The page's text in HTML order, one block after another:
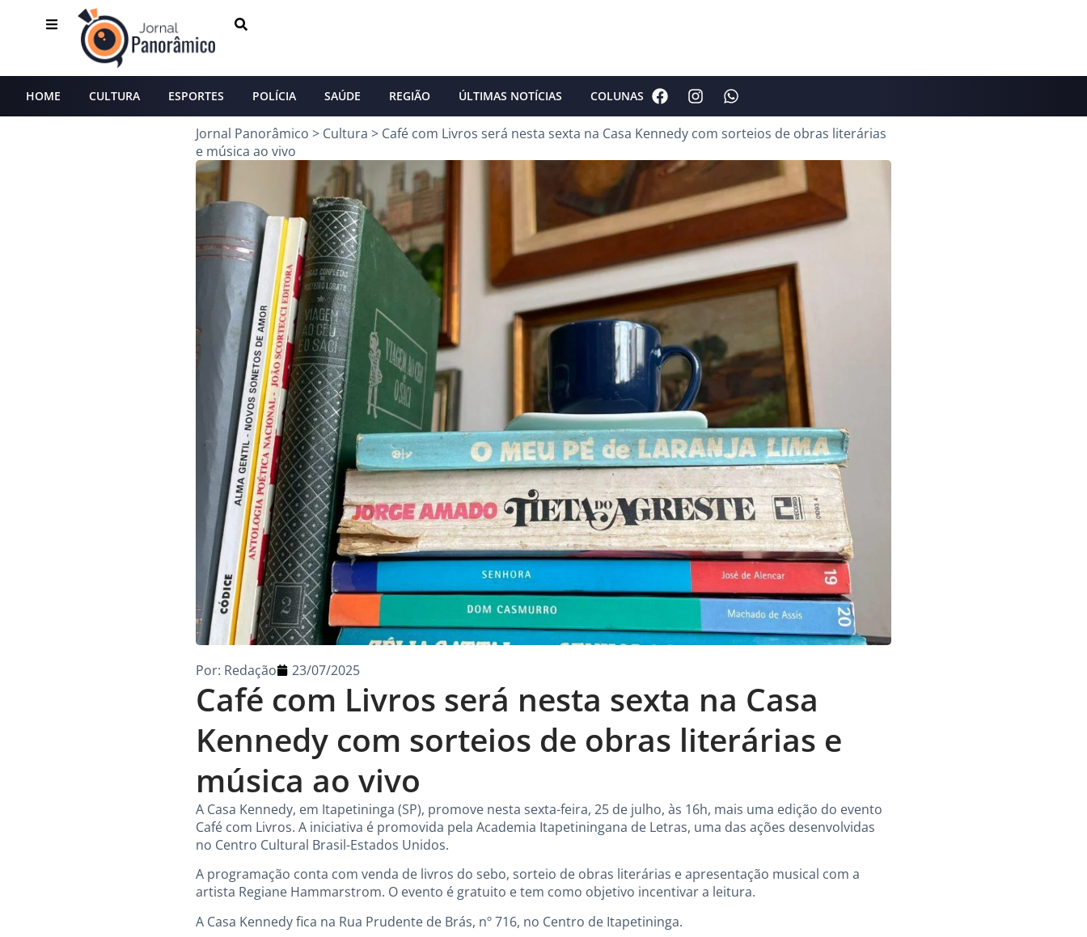
HOME CULTURA ESPORTES POLÍCIA SAÚDE REGIÃO ÚLTIMAS NOTÍCIAS COLUNAS
Jornal Panorâmico > Cultura > Café com Livros será nesta sexta na Casa Kennedy com sorteios de obras literárias
e música ao vivo
Café com Livros será nesta sexta na Casa
Kennedy com sorteios de obras literárias e
música ao vivo
Por: Redação 23/07/2025
A Casa Kennedy, em Itapetininga (SP), promove nesta sexta-feira, 25 de julho, às 16h, mais uma edição do evento
Café com Livros. A iniciativa é promovida pela Academia Itapetiningana de Letras, uma das ações desenvolvidas
no Centro Cultural Brasil-Estados Unidos.
A programação conta com venda de livros do sebo, sorteio de obras literárias e apresentação musical com a
artista Regiane Hammarstrom. O evento é gratuito e tem como objetivo incentivar a leitura.
A Casa Kennedy fica na Rua Prudente de Brás, nº 716, no Centro de Itapetininga.